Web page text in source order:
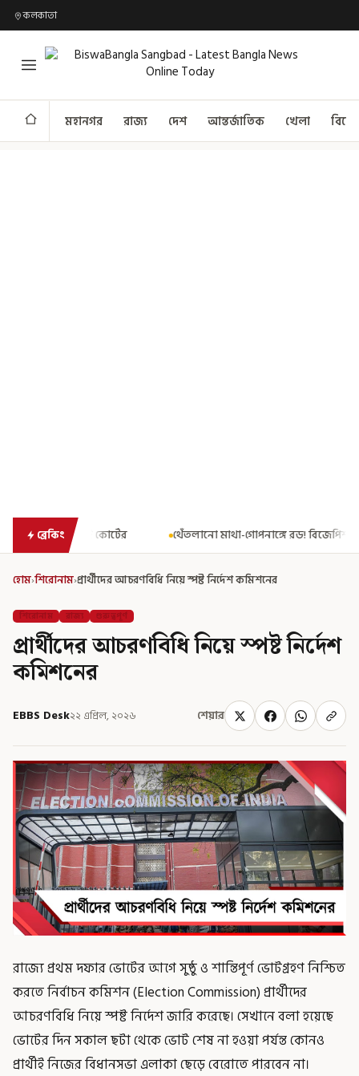
কলকাতা
মহানগর রাজ্য দেশ আন্তর্জাতিক খেলা
ব্রেকিং
থেঁতলানো মাথা-গোপনাঙ্গে রড! বিজেপিশাসিত অসমে নাবালিকার
হোম›শিরোনাম›প্রার্থীদের আচরণবিধি নিয়ে স্পষ্ট নির্দেশ কমিশনের
শিরোনাম রাজ্য গুরুত্বপূর্ণ
প্রার্থীদের আচরণবিধি নিয়ে স্পষ্ট নির্দেশ
কমিশনের
EBBS Desk২২ এপ্রিল, ২০২৬ শেয়ার
রাজ্যে প্রথম দফার ভোটের আগে সুষ্ঠু ও শান্তিপূর্ণ ভোটগ্রহণ নিশ্চিত
করতে নির্বাচন কমিশন (Election Commission) প্রার্থীদের
আচরণবিধি নিয়ে স্পষ্ট নির্দেশ জারি করেছে। সেখানে বলা হয়েছে
ভোটের দিন সকাল ছটা থেকে ভোট শেষ না হওয়া পর্যন্ত কোনও
প্রার্থীই নিজের বিধানসভা এলাকা ছেড়ে বেরোতে পারবেন না।